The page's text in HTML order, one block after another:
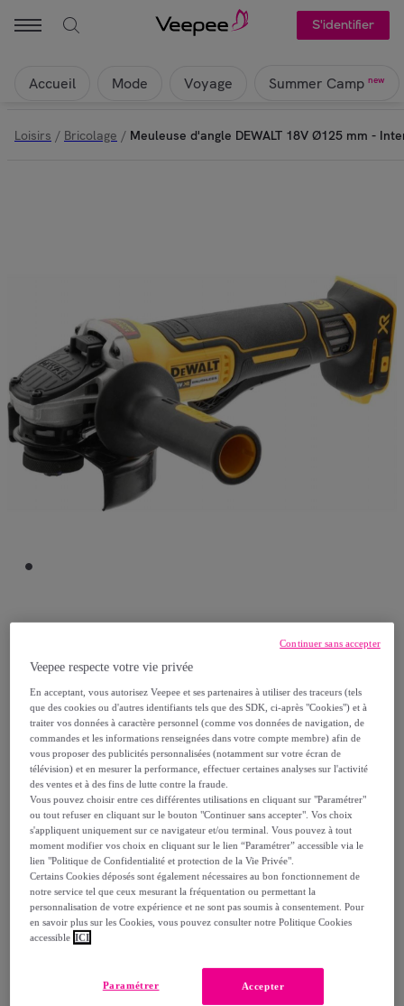
S'identifier
Accueil Mode Voyage Summer Camp new
Loisirs / Bricolage / Meuleuse d'angle DEWALT 18V Ø125 mm -
Meuleuse d'angle DEWALT 18V Ø125 mm -
Interrupteur à palette - DCG406NT
Modèle : Meuleuse d'angle DEWALT 18V
Ø125 mm - Interrupteur à palette -
DCG406NT
185,43 €
383,33 €
-51%
dontéco-part.: 0,1 €
Veepee respecte votre vie privée
En acceptant, vous autorisez Veepee et ses partenaires à utiliser des traceurs (tels
que des cookies ou d'autres identifiants tels que des SDK, ci-après "Cookies") et à
traiter vos données à caractère personnel (comme vos données de navigation, de
commandes et les informations renseignées dans votre compte membre) afin de
vous proposer des publicités personnalisées (notamment sur votre écran de
télévision) et en mesurer la performance, effectuer certaines analyses sur l'activité
des ventes et à des fins de lutte contre la fraude.
Vous pouvez choisir entre ces différentes utilisations en cliquant sur "Paramétrer"
ou tout refuser en cliquant sur le bouton "Continuer sans accepter". Vos choix
s'appliquent uniquement sur ce navigateur et/ou terminal. Vous pouvez à tout
moment modifier vos choix en cliquant sur le lien “Paramétrer” accessible via le
lien "Politique de Confidentialité et protection de la Vie Privée".
Certains Cookies déposés sont également nécessaires au bon fonctionnement de
notre service tel que ceux mesurant la fréquentation ou permettant la
personnalisation de votre expérience et ne sont pas soumis à consentement. Pour
en savoir plus sur les Cookies, vous pouvez consulter notre Politique Cookies
accessible ICI
Accepter
Paramétrer
Continuer sans accepter